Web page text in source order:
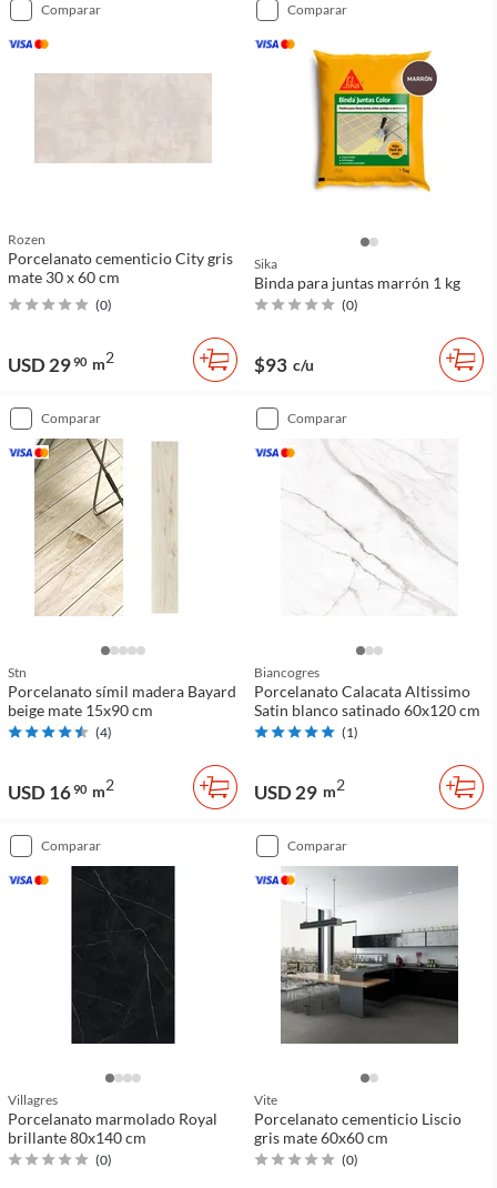
comparar
Rozen
Porcelanato cementicio City gris
mate 30 x 60 cm
(0)
USD 2990 m2
comparar
Sika
Binda para juntas marrón 1 kg
(0)
$93 c/u
comparar
Stn
Porcelanato símil madera Bayard
beige mate 15x90 cm
(4)
USD 1690 m2
comparar
Biancogres
Porcelanato Calacata Altissimo
Satin blanco satinado 60x120 cm
(1)
USD 29 m2
comparar
Villagres
Porcelanato marmolado Royal
brillante 80x140 cm
(0)
comparar
Vite
Porcelanato cementicio Liscio
gris mate 60x60 cm
(0)